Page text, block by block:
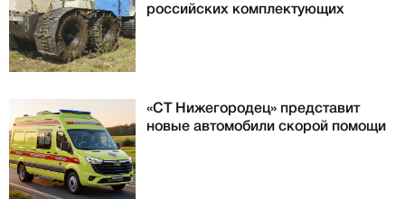
российских комплектующих
«СТ Нижегородец» представит
новые автомобили скорой помощи